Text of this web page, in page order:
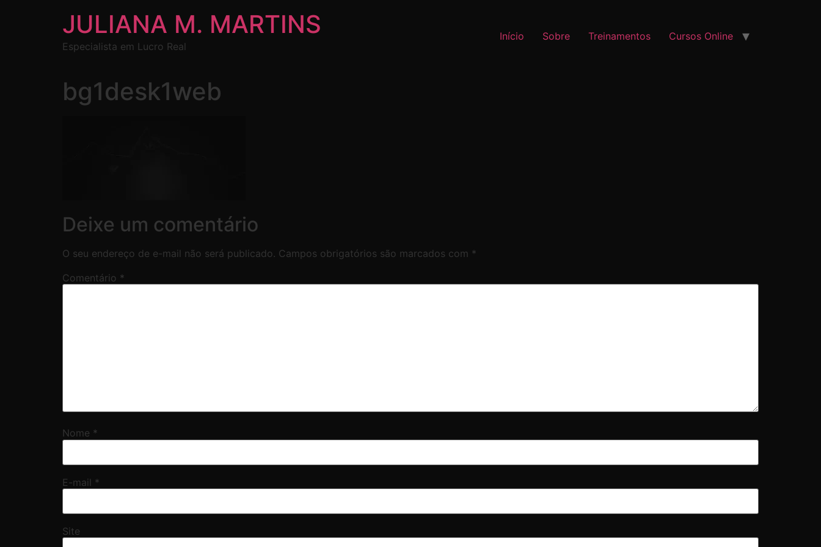
JULIANA M. MARTINS
Especialista em Lucro Real
Início Sobre Treinamentos Cursos Online
bg1desk1web
Deixe um comentário
O seu endereço de e-mail não será publicado. Campos obrigatórios são marcados com *
Comentário *
Nome *
E-mail *
Site